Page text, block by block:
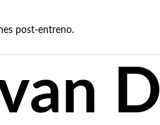
post-entreno.
D